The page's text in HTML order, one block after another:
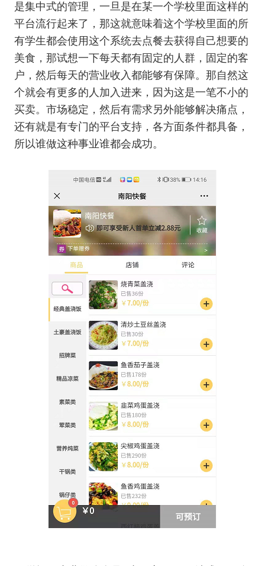
是集中式的管理，一旦是在某一个学校里面这样的
平台流行起来了，那这就意味着这个学校里面的所
有学生都会使用这个系统去点餐去获得自己想要的
美食，那试想一下每天都有固定的人群，固定的客
户，然后每天的营业收入都能够有保障。那自然这
个就会有更多的人加入进来，因为这是一笔不小的
买卖。市场稳定，然后有需求另外能够解决痛点，
还有就是有专门的平台支持，各方面条件都具备，
所以谁做这种事业谁都会成功。